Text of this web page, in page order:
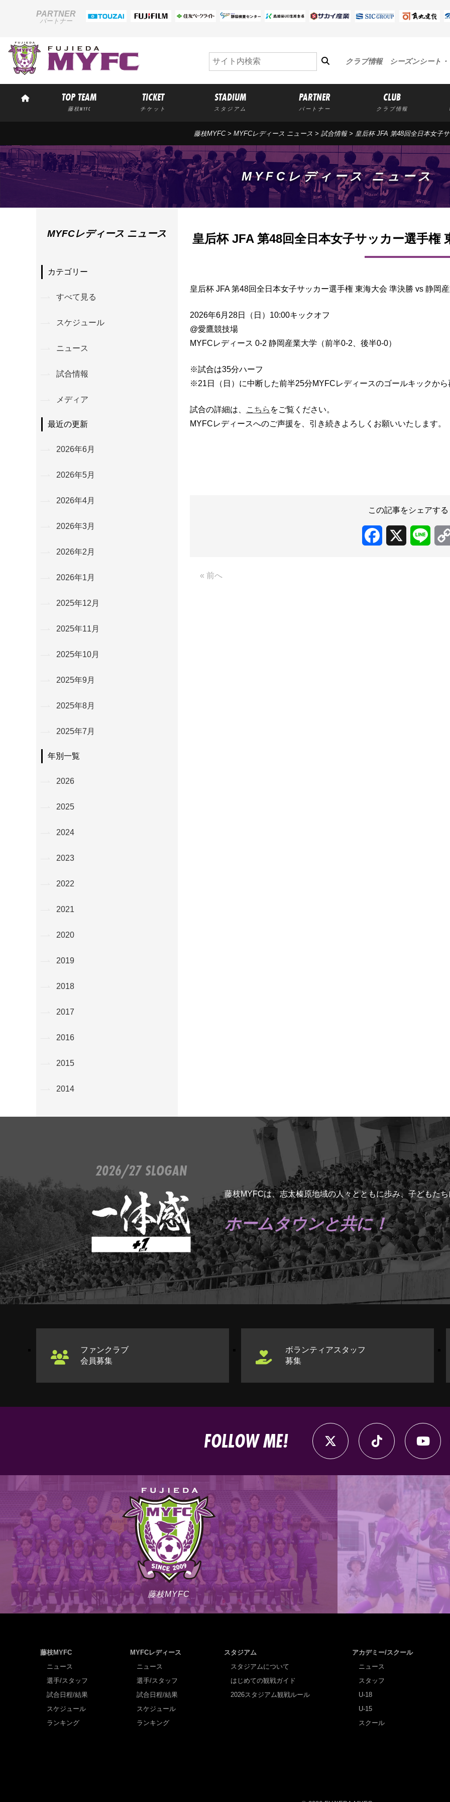
PARTNER
パートナー
クラブ情報 シーズンシート
TOP TEAM
藤枝MYFC
TICKET
チケット
STADIUM
スタジアム
PARTNER
パートナー
CLUB
クラブ情報
藤枝MYFC> MYFCレディース ニュース > 試合情報> 皇后杯 JFA 第48回全日本女子
MYFCレディース ニュース
皇后杯 JFA 第48回全日本女子サッカー選手権
皇后杯 JFA 第48回全日本女子サッカー選手権 東海大会 準決勝 vs 静岡
2026年6月28日（日）10:00キックオフ
@愛鷹競技場
MYFCレディース 0-2 静岡産業大学（前半0-2、後半0-0）
※試合は35分ハーフ
※21日（日）に中断した前半25分MYFCレディースのゴールキックから
試合の詳細は、 こちら をご覧ください。
MYFCレディースへのご声援を、引き続きよろしくお願いいたします。
この記事をシェアする
Facebook Line
« 前へ
MYFCレディース ニュース
カテゴリー
すべて見る
スケジュール
ニュース
試合情報
メディア
最近の更新
2026年6月
2026年5月
2026年4月
2026年3月
2026年2月
2026年1月
2025年12月
2025年11月
2025年10月
2025年9月
2025年8月
2025年7月
年別一覧
2026
2025
2024
2023
2022
2021
2020
2019
2018
2017
2016
2015
2014
2026/27 SLOGAN
藤枝MYFCは、志太榛原地域の人々とともに歩み、子どもた
ホームタウンと共に！
ファンクラブ
会員募集
ボランティアスタッフ
募集
FOLLOW ME!
藤枝MYFC
藤枝MYFC
ニュース
選手/スタッフ
試合日程/結果
スケジュール
ランキング
MYFCレディース
ニュース
選手/スタッフ
試合日程/結果
スケジュール
ランキング
スタジアム
スタジアムについて
はじめての観戦ガイド
2026スタジアム観戦ルール
アカデミー/スクール
ニュース
スタッフ
U-18
U-15
スクール